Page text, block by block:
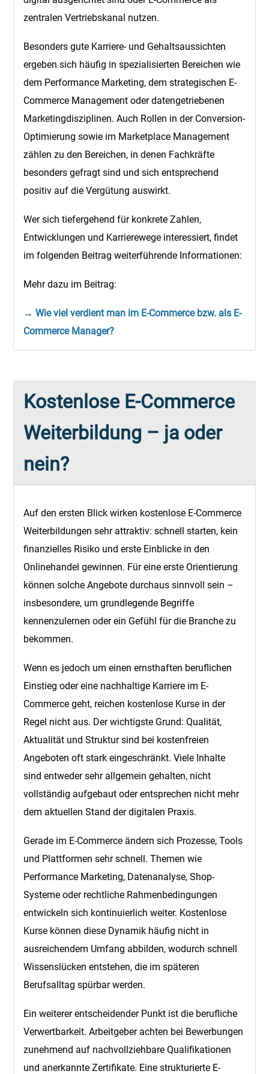
zentralen Vertriebskanal nutzen.
Besonders gute Karriere- und Gehaltsaussichten
ergeben sich häufig in spezialisierten Bereichen wie
dem Performance Marketing, dem strategischen E-
Commerce Management oder datengetriebenen
Marketingdisziplinen. Auch Rollen in der Conversion-
Optimierung sowie im Marketplace Management
zählen zu den Bereichen, in denen Fachkräfte
besonders gefragt sind und sich entsprechend
positiv auf die Vergütung auswirkt.
Wer sich tiefergehend für konkrete Zahlen,
Entwicklungen und Karrierewege interessiert, findet
im folgenden Beitrag weiterführende Informationen:
Mehr dazu im Beitrag:
→Wie viel verdient man im E-Commerce bzw. als E-
Commerce Manager?
Kostenlose E-Commerce
Weiterbildung – ja oder
nein?
Auf den ersten Blick wirken kostenlose E-Commerce
Weiterbildungen sehr attraktiv: schnell starten, kein
finanzielles Risiko und erste Einblicke in den
Onlinehandel gewinnen. Für eine erste Orientierung
können solche Angebote durchaus sinnvoll sein –
insbesondere, um grundlegende Begriffe
kennenzulernen oder ein Gefühl für die Branche zu
bekommen.
Wenn es jedoch um einen ernsthaften beruflichen
Einstieg oder eine nachhaltige Karriere im E-
Commerce geht, reichen kostenlose Kurse in der
Regel nicht aus. Der wichtigste Grund: Qualität,
Aktualität und Struktur sind bei kostenfreien
Angeboten oft stark eingeschränkt. Viele Inhalte
sind entweder sehr allgemein gehalten, nicht
vollständig aufgebaut oder entsprechen nicht mehr
dem aktuellen Stand der digitalen Praxis.
Gerade im E-Commerce ändern sich Prozesse, Tools
und Plattformen sehr schnell. Themen wie
Performance Marketing, Datenanalyse, Shop-
Systeme oder rechtliche Rahmenbedingungen
entwickeln sich kontinuierlich weiter. Kostenlose
Kurse können diese Dynamik häufig nicht in
ausreichendem Umfang abbilden, wodurch schnell
Wissenslücken entstehen, die im späteren
Berufsalltag spürbar werden.
Ein weiterer entscheidender Punkt ist die berufliche
Verwertbarkeit. Arbeitgeber achten bei Bewerbungen
zunehmend auf nachvollziehbare Qualifikationen
und anerkannte Zertifikate. Eine strukturierte E-